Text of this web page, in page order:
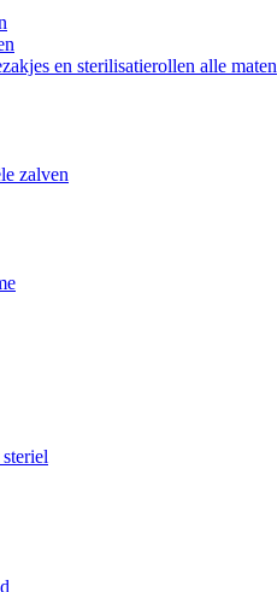
en sterilisatierollen alle maten
zalven